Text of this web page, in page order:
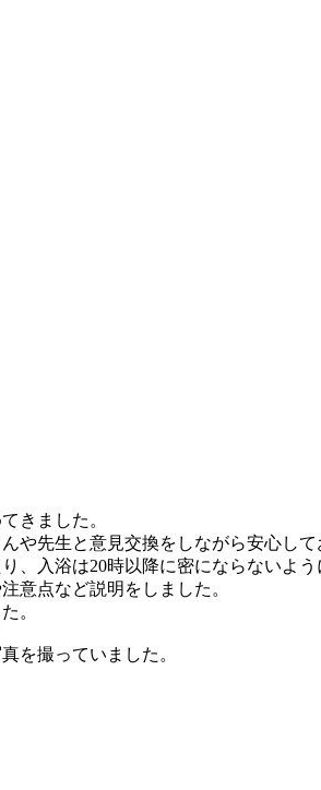
きました。
や先生と意見交換をしながら安心し
、 入浴は20時以降に密にならないよ
意点など説明をしました。
。
を撮っていました。